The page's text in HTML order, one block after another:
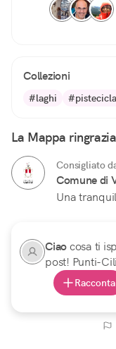
Collezioni
#laghi
La Mappa
Consigliato
Comune di
Una
Ciaocosa ti
post! Punti-
Racconta